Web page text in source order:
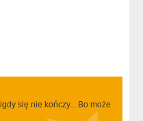
się nie kończy... Bo może